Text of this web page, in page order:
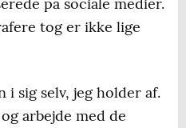
tog er ikke lige
i sig selv, jeg holder af.
arbejde med de